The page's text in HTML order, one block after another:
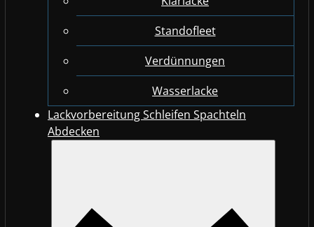
Standofleet
Verdünnungen
Wasserlacke
Lackvorbereitung Schleifen Spachteln
Abdecken